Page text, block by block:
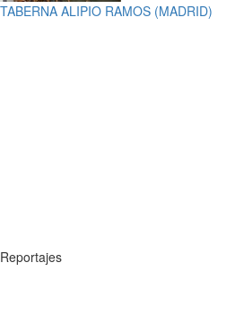
TABERNA ALIPIO RAMOS (MADRID)
Reportajes